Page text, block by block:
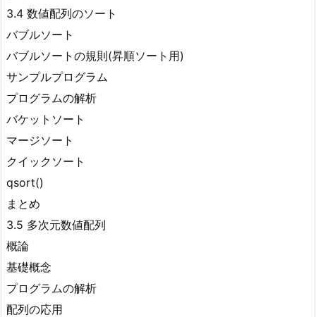
3.4 数値配列のソート
バブルソート
バブルソートの規則(昇順ソート用)
サンプルプログラム
プログラムの解析
バケットソート
マージソート
クイックソート
qsort()
まとめ
3.5 多次元数値配列
概論
基礎概念
プログラムの解析
配列の応用